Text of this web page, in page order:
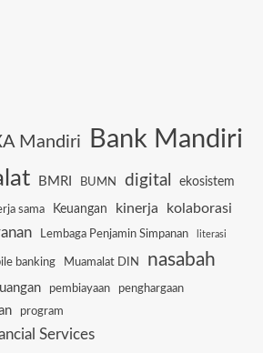
Mandiri Bank Mandiri
BMRI BUMN digital ekosistem
sama Keuangan kinerja kolaborasi
Lembaga Penjamin Simpanan literasi
banking Muamalat DIN nasabah
pembiayaan
penghargaan
program
Services